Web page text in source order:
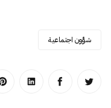
شؤون اجتماعية
انشر على تويتر
انشر علىانشر